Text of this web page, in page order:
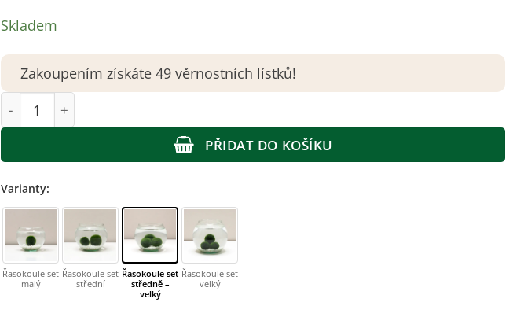
Skladem
Zakoupením získáte 49 věrnostních lístků!
Řasokoule set středně - velký množství
PŘIDAT DO KOŠÍKU
Varianty:
Řasokoule set
malý
Řasokoule set
střední
Řasokoule set
středně –
velký
Řasokoule set
velký